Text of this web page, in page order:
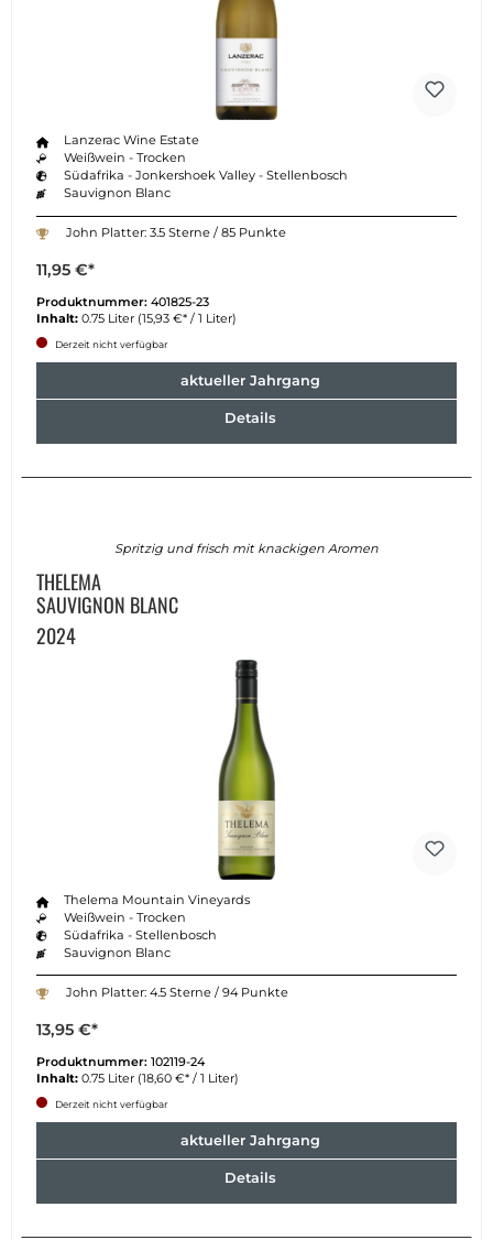
Lanzerac Wine Estate
Weißwein - Trocken
Südafrika - Jonkershoek Valley - Stellenbosch
Sauvignon Blanc
John Platter: 3.5 Sterne / 85 Punkte
11,95 €*
Produktnummer: 401825-23
Inhalt: 0.75 Liter (15,93 €* / 1 Liter)
Derzeit nicht verfügbar
aktueller Jahrgang
Details
Spritzig und frisch mit knackigen Aromen
THELEMA
SAUVIGNON BLANC
2024
Thelema Mountain Vineyards
Weißwein - Trocken
Südafrika - Stellenbosch
Sauvignon Blanc
John Platter: 4.5 Sterne / 94 Punkte
13,95 €*
Produktnummer: 102119-24
Inhalt: 0.75 Liter (18,60 €* / 1 Liter)
Derzeit nicht verfügbar
aktueller Jahrgang
Details